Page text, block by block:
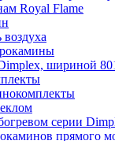
Royal Flame
шириной
серии
прямого